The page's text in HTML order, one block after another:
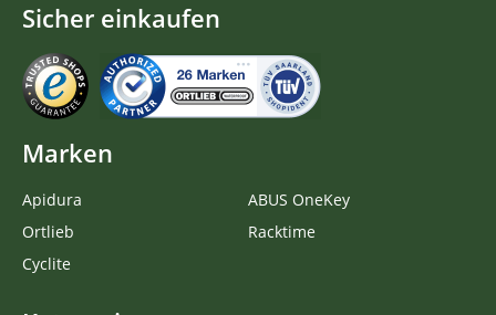
Sicher einkaufen
Marken
Apidura
Ortlieb
Cyclite
ABUS OneKey
Racktime